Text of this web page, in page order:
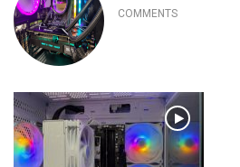
COMMENTS